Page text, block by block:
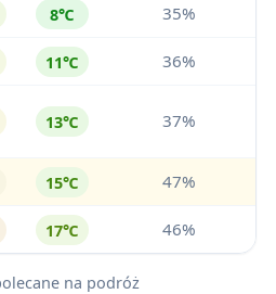
8℃ 35%
11℃ 36%
13℃ 37%
15℃ 47%
17℃ 46%
na podróż